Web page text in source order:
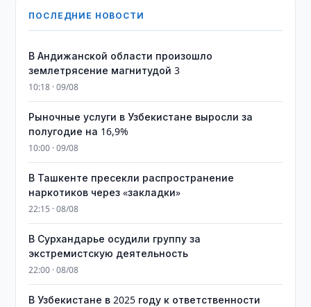
ПОСЛЕДНИЕ НОВОСТИ
В Андижанской области произошло
землетрясение магнитудой 3
10:18 · 09/08
Рыночные услуги в Узбекистане выросли за
полугодие на 16,9%
10:00 · 09/08
В Ташкенте пресекли распространение
наркотиков через «закладки»
22:15 · 08/08
В Сурхандарье осудили группу за
экстремистскую деятельность
22:00 · 08/08
В Узбекистане в 2025 году к ответственности